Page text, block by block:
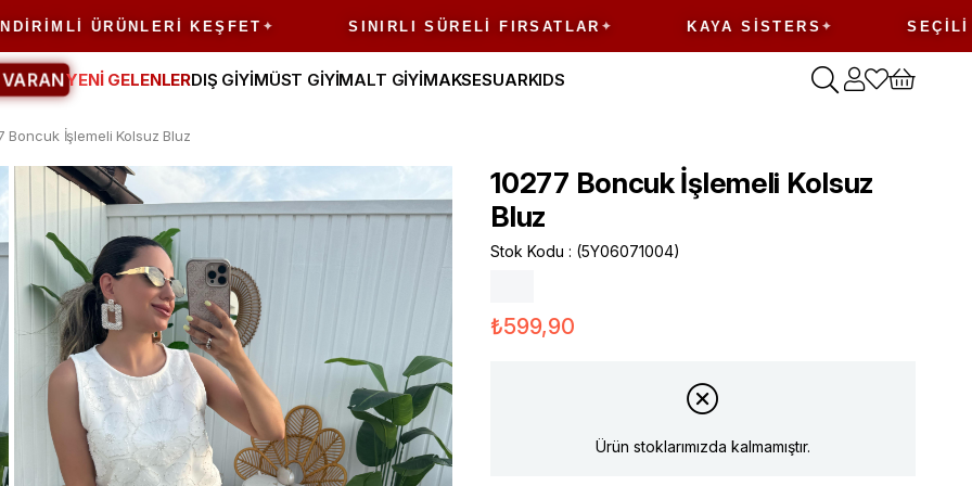
ÜRÜNLERI KEŞFET SINIRLI SÜRELI FIRSATLAR KAYA SISTERS SEÇILI
VARAN YENİ GELENLERDIŞ GİYİMÜST GİYİMALT GİYİMAKSESUARKIDS
Boncuk İşlemeli Kolsuz Bluz
10277 Boncuk İşlemeli Kolsuz
Bluz
Stok Kodu (5Y06071004)
₺599,90
Ürün stoklarımızda kalmamıştır.